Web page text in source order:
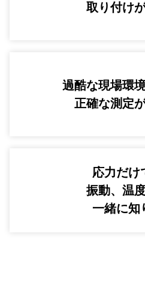
取り付け
過酷な現場環
正確な測定
応力だけ
振動、温
一緒に知